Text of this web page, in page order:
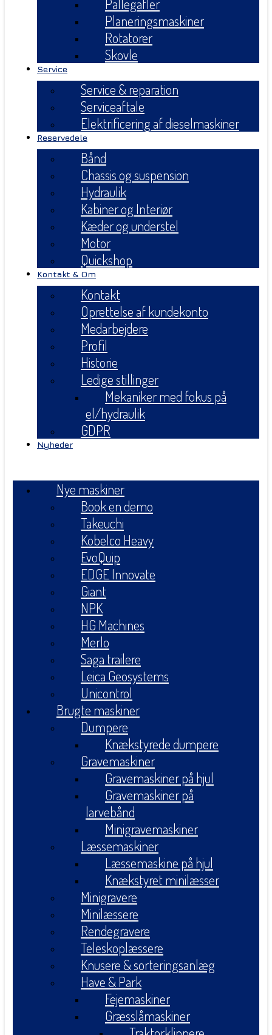
Pallegafler
Planeringsmaskiner
Rotatorer
Skovle
Service
Service & reparation
Serviceaftale
Elektrificering af dieselmaskiner
Reservedele
Bånd
Chassis og suspension
Hydraulik
Kabiner og Interiør
Kæder og understel
Motor
Quickshop
Kontakt & Om
Kontakt
Oprettelse af kundekonto
Medarbejdere
Profil
Historie
Ledige stillinger
Mekaniker med fokus på
el/hydraulik
GDPR
Nyheder
Nye maskiner
Book en demo
Takeuchi
Kobelco Heavy
EvoQuip
EDGE Innovate
Giant
NPK
HG Machines
Merlo
Saga trailere
Leica Geosystems
Unicontrol
Brugte maskiner
Dumpere
Knækstyrede dumpere
Gravemaskiner
Gravemaskiner på hjul
Gravemaskiner på
larvebånd
Minigravemaskiner
Læssemaskiner
Læssemaskine på hjul
Knækstyret minilæsser
Minigravere
Minilæssere
Rendegravere
Teleskoplæssere
Knusere & sorteringsanlæg
Have & Park
Fejemaskiner
Græsslåmaskiner